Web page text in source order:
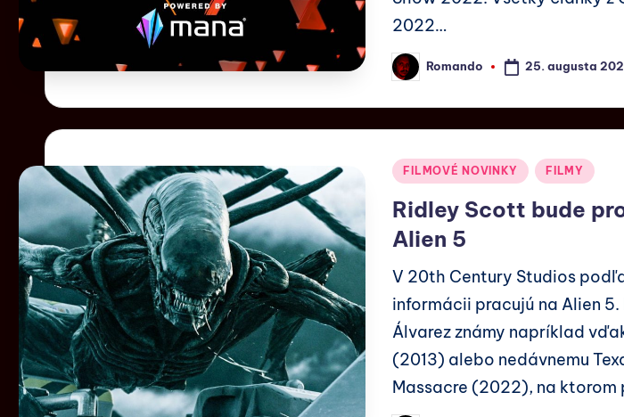
2022…
Romando 25. augusta
FILMOVÉ NOVINKY FILMY
Ridley Scott bude
Alien 5
V 20th Century Studios
informácii pracujú na Alien 5.
Álvarez známy napríklad
(2013) alebo nedávnemu
Massacre (2022), na